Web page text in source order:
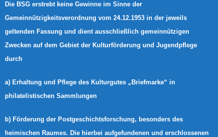
Die BSG erstrebt keine Gewinne im Sinne der
Gemeinnützigkeitsverordnung vom 24.12.1953 in der jeweils
geltenden Fassung und dient ausschließlich gemeinnützigen
Zwecken auf dem Gebiet der Kulturförderung und Jugendpflege
durch
a) Erhaltung und Pflege des Kulturgutes „Briefmarke“ in
philatelistischen Sammlungen
b) Förderung der Postgeschichtsforschung, besonders des
heimischen Raumes. Die hierbei aufgefundenen und erschlossenen